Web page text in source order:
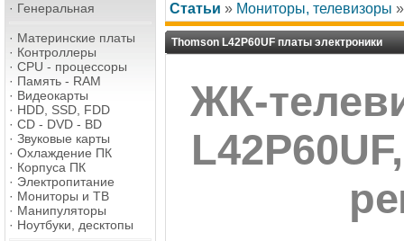
· Генеральная
· Материнские платы
· Контроллеры
· CPU - процессоры
· Память - RAM
· Видеокарты
· HDD, SSD, FDD
· CD - DVD - BD
· Звуковые карты
· Охлаждение ПК
· Корпуса ПК
· Электропитание
· Мониторы и ТВ
· Манипуляторы
· Ноутбуки, десктопы
Статьи » Мониторы, телевизоры
Thomson L42P60UF платы электроники
ЖК-